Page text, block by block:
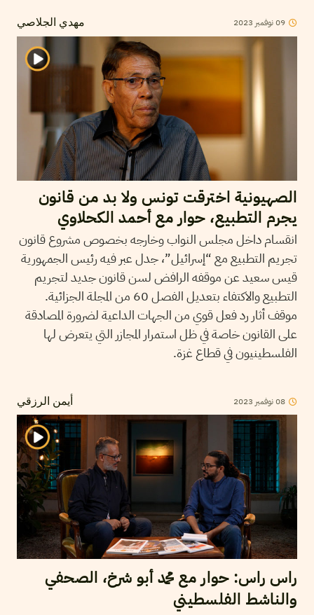
مهدي الجلاصي 09نوفمبر 2023
الصهيونية اخترقت تونس ولا بد من قانون
يجرم التطبيع، حوار مع أحمد الكحلاوي
انقسام داخل مجلس النواب وخارجه بخصوص مشروع قانون
تجريم التطبيع مع “إسرائيل”، جدل عبر فيه رئيس الجمهورية
قيس سعيد عن موقفه الرافض لسن قانون جديد لتجريم
التطبيع والاكتفاء بتعديل الفصل 60 من المجلة الجزائية.
موقف أثار رد فعل قوي من الجهات الداعية لضرورة المصادقة
على القانون خاصة في ظل استمرار المجازر التي يتعرض لها
الفلسطينيون في قطاع غزة.
أيمن الرزقي 08نوفمبر 2023
راس راس: حوار مع محمد أبو شرخ، الصحفي
والناشط الفلسطيني